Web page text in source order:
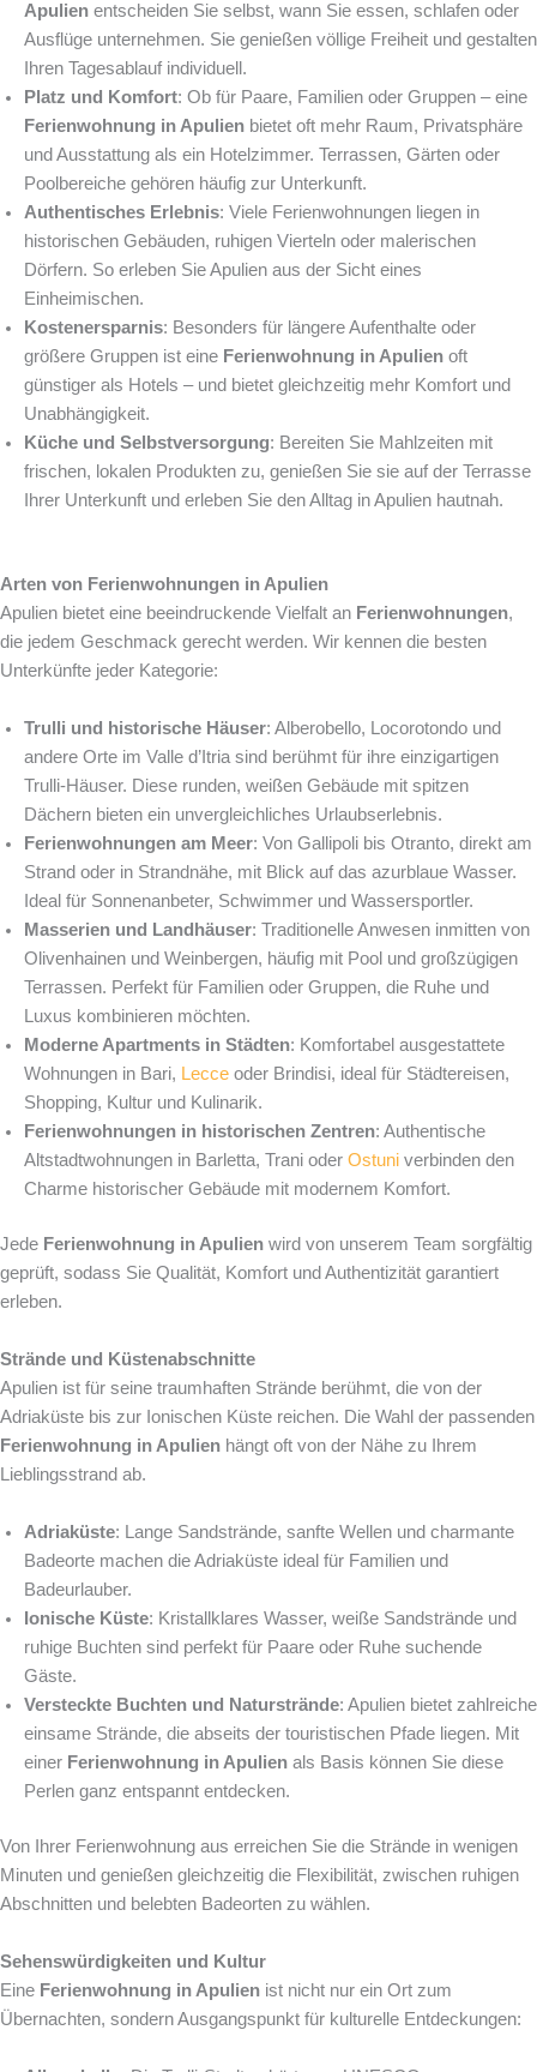
Apulien entscheiden Sie selbst, wann Sie essen, schlafen oder
Ausflüge unternehmen. Sie genießen völlige Freiheit und gestalten
Ihren Tagesablauf individuell.
Platz und Komfort: Ob für Paare, Familien oder Gruppen – eine
Ferienwohnung in Apulien bietet oft mehr Raum, Privatsphäre
und Ausstattung als ein Hotelzimmer. Terrassen, Gärten oder
Poolbereiche gehören häufig zur Unterkunft.
Authentisches Erlebnis: Viele Ferienwohnungen liegen in
historischen Gebäuden, ruhigen Vierteln oder malerischen
Dörfern. So erleben Sie Apulien aus der Sicht eines
Einheimischen.
Kostenersparnis: Besonders für längere Aufenthalte oder
größere Gruppen ist eine Ferienwohnung in Apulien oft
günstiger als Hotels – und bietet gleichzeitig mehr Komfort und
Unabhängigkeit.
Küche und Selbstversorgung: Bereiten Sie Mahlzeiten mit
frischen, lokalen Produkten zu, genießen Sie sie auf der Terrasse
Ihrer Unterkunft und erleben Sie den Alltag in Apulien hautnah.
Arten von Ferienwohnungen in Apulien
Apulien bietet eine beeindruckende Vielfalt an Ferienwohnungen,
die jedem Geschmack gerecht werden. Wir kennen die besten
Unterkünfte jeder Kategorie:
Trulli und historische Häuser: Alberobello, Locorotondo und
andere Orte im Valle d’Itria sind berühmt für ihre einzigartigen
Trulli-Häuser. Diese runden, weißen Gebäude mit spitzen
Dächern bieten ein unvergleichliches Urlaubserlebnis.
Ferienwohnungen am Meer: Von Gallipoli bis Otranto, direkt am
Strand oder in Strandnähe, mit Blick auf das azurblaue Wasser.
Ideal für Sonnenanbeter, Schwimmer und Wassersportler.
Masserien und Landhäuser: Traditionelle Anwesen inmitten von
Olivenhainen und Weinbergen, häufig mit Pool und großzügigen
Terrassen. Perfekt für Familien oder Gruppen, die Ruhe und
Luxus kombinieren möchten.
Moderne Apartments in Städten: Komfortabel ausgestattete
Wohnungen in Bari, Lecce oder Brindisi, ideal für Städtereisen,
Shopping, Kultur und Kulinarik.
Ferienwohnungen in historischen Zentren: Authentische
Altstadtwohnungen in Barletta, Trani oder Ostuni verbinden den
Charme historischer Gebäude mit modernem Komfort.
Jede Ferienwohnung in Apulien wird von unserem Team sorgfältig
geprüft, sodass Sie Qualität, Komfort und Authentizität garantiert
erleben.
Strände und Küstenabschnitte
Apulien ist für seine traumhaften Strände berühmt, die von der
Adriaküste bis zur Ionischen Küste reichen. Die Wahl der passenden
Ferienwohnung in Apulien hängt oft von der Nähe zu Ihrem
Lieblingsstrand ab.
Adriaküste: Lange Sandstrände, sanfte Wellen und charmante
Badeorte machen die Adriaküste ideal für Familien und
Badeurlauber.
Ionische Küste: Kristallklares Wasser, weiße Sandstrände und
ruhige Buchten sind perfekt für Paare oder Ruhe suchende
Gäste.
Versteckte Buchten und Naturstrände: Apulien bietet zahlreiche
einsame Strände, die abseits der touristischen Pfade liegen. Mit
einer Ferienwohnung in Apulien als Basis können Sie diese
Perlen ganz entspannt entdecken.
Von Ihrer Ferienwohnung aus erreichen Sie die Strände in wenigen
Minuten und genießen gleichzeitig die Flexibilität, zwischen ruhigen
Abschnitten und belebten Badeorten zu wählen.
Sehenswürdigkeiten und Kultur
Eine Ferienwohnung in Apulien ist nicht nur ein Ort zum
Übernachten, sondern Ausgangspunkt für kulturelle Entdeckungen: